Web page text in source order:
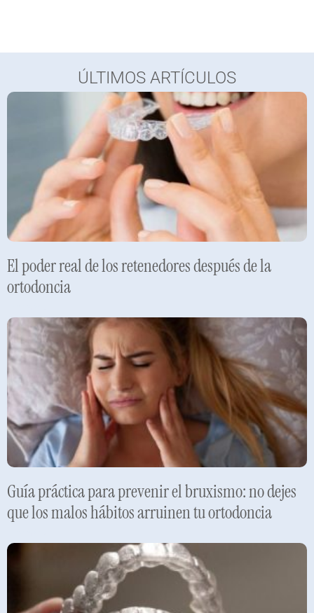
ÚLTIMOS ARTÍCULOS
El poder real de los retenedores después de la
ortodoncia
Guía práctica para prevenir el bruxismo: no dejes
que los malos hábitos arruinen tu ortodoncia